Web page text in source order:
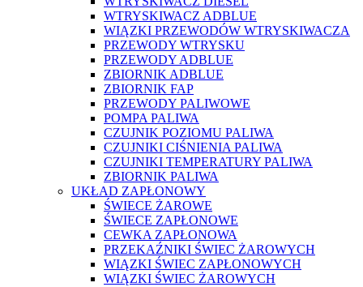
WTRYSKIWACZ ADBLUE
WIĄZKI PRZEWODÓW WTRYSKIWACZA
PRZEWODY WTRYSKU
PRZEWODY ADBLUE
ZBIORNIK ADBLUE
ZBIORNIK FAP
PRZEWODY PALIWOWE
POMPA PALIWA
CZUJNIK POZIOMU PALIWA
CZUJNIKI CIŚNIENIA PALIWA
CZUJNIKI TEMPERATURY PALIWA
ZBIORNIK PALIWA
UKŁAD ZAPŁONOWY
ŚWIECE ŻAROWE
ŚWIECE ZAPŁONOWE
CEWKA ZAPŁONOWA
PRZEKAŹNIKI ŚWIEC ŻAROWYCH
WIĄZKI ŚWIEC ZAPŁONOWYCH
WIĄZKI ŚWIEC ŻAROWYCH